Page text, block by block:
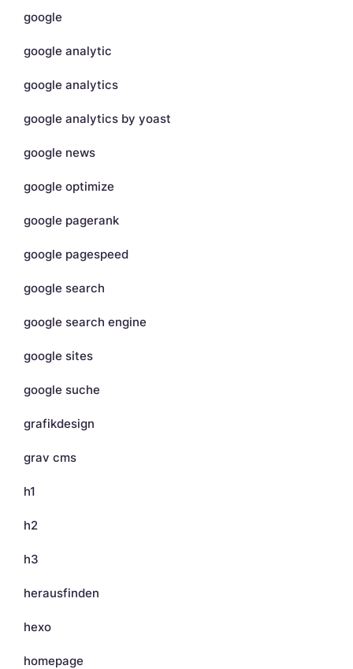
google
google analytic
google analytics
google analytics by yoast
google news
google optimize
google pagerank
google pagespeed
google search
google search engine
google sites
google suche
grafikdesign
grav cms
h1
h2
h3
herausfinden
hexo
homepage